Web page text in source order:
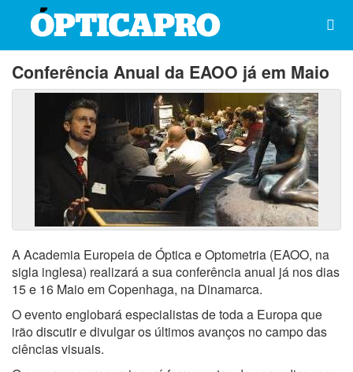
Conferência Anual da EAOO já em Maio
A Academia Europeia de Óptica e Optometria (EAOO, na
sigla inglesa) realizará a sua conferência anual já nos dias
15 e 16 Maio em Copenhaga, na Dinamarca.
O evento englobará especialistas de toda a Europa que
irão discutir e divulgar os últimos avanços no campo das
ciências visuais.